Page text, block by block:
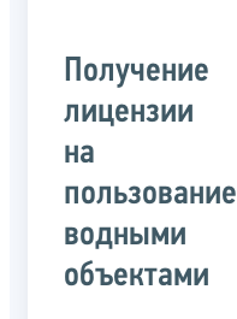
Получение
лицензии
на
пользование
водными
объектами